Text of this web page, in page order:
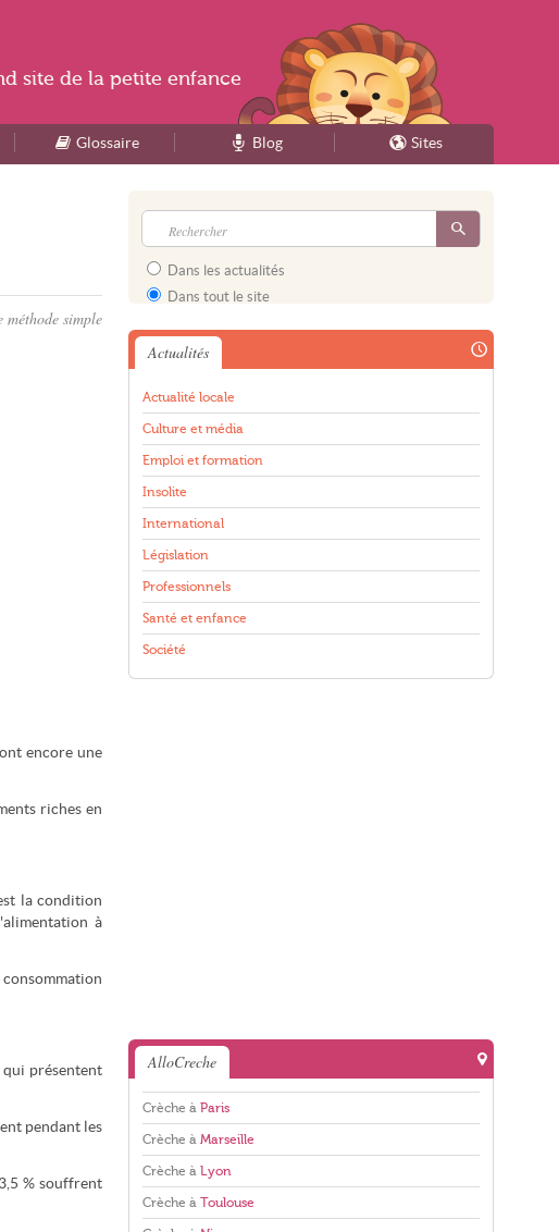
Glossaire Blog Sites
méthode simple
encore une
riches en
la condition
à
consommation
présentent
pendant les
% souffrent
Dans les actualités
Dans tout le site
Actualités
Actualité locale
Culture et média
Emploi et formation
Insolite
International
Législation
Professionnels
Santé et enfance
Société
AlloCreche
Crèche à Paris
Crèche à Marseille
Crèche à Lyon
Crèche à Toulouse
site de la petite enfance